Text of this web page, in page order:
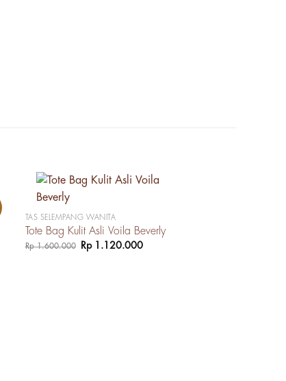
TAS SELEMPANG WANITA
Tote Bag Kulit Asli Voila Beverly
Rp1.600.000
Harga
aslinya
Rp1.120.000Harga